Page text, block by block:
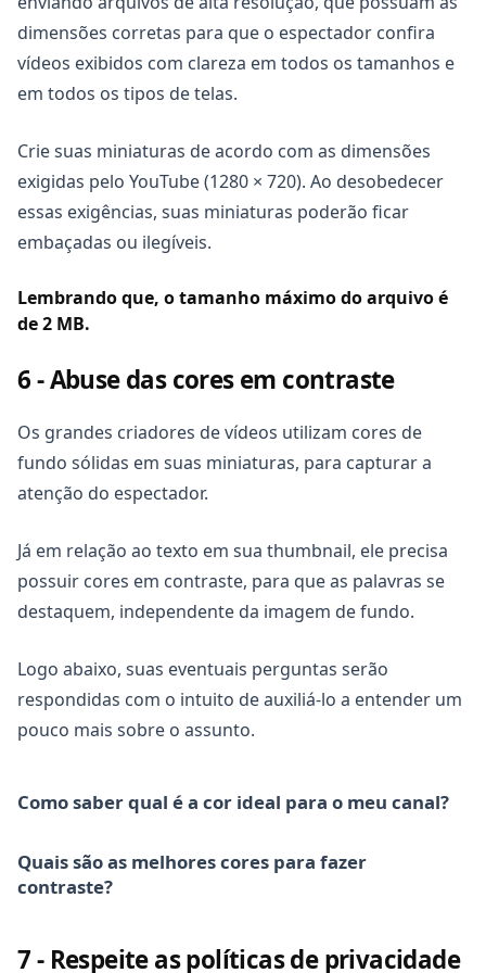
dimensões corretas para que o espectador confira
vídeos exibidos com clareza em todos os tamanhos e
em todos os tipos de telas.
Crie suas miniaturas de acordo com as dimensões
exigidas pelo YouTube (1280 × 720). Ao desobedecer
essas exigências, suas miniaturas poderão ficar
embaçadas ou ilegíveis.
Lembrando que, o tamanho máximo do arquivo é
de 2 MB.
6 - Abuse das cores em contraste
Os grandes criadores de vídeos utilizam cores de
fundo sólidas em suas miniaturas, para capturar a
atenção do espectador.
Já em relação ao texto em sua thumbnail, ele precisa
possuir cores em contraste, para que as palavras se
destaquem, independente da imagem de fundo.
Logo abaixo, suas eventuais perguntas serão
respondidas com o intuito de auxiliá-lo a entender um
pouco mais sobre o assunto.
Como saber qual é a cor ideal para o meu canal?
no marketing . As empresas mais bem sucedidas do
mundo recorrem a esse método a cada campanha
lucros.
Quais são as melhores cores para fazer
contraste?
importantes do que imagina. É preciso ter bastante
7 - Respeite as políticas de privacidade